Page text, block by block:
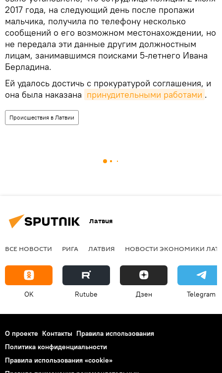
2017 года, на следующий день после пропажи
мальчика, получила по телефону несколько
сообщений о его возможном местонахождении, но
не передала эти данные другим должностным
лицам, занимавшимся поисками 5-летнего Ивана
Берладина.
Ей удалось достичь с прокуратурой соглашения, и
она была наказана принудительными работами .
Происшествия в Латвии
Латвия
ВСЕ НОВОСТИ РИГА ЛАТВИЯ НОВОСТИ ЭКОНОМИКИ
OK Rutube Дзен Telegram
О проекте Контакты Правила использования
Политика конфиденциальности
Правила использования «cookie»